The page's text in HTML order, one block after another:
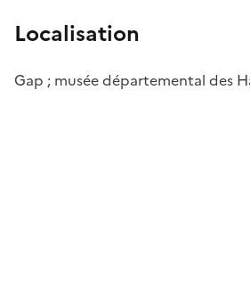
Localisation
Gap ; musée départemental des